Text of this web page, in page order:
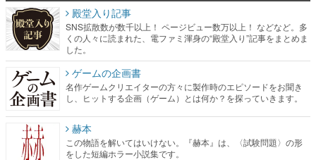
殿堂入り記事
SNS拡散数が数千以上！ ページビュー数万以上！ などなど。多
くの人々に読まれた、電ファミ渾身の“殿堂入り”記事をまとめま
した。
ゲームの企画書
名作ゲームクリエイターの方々に製作時のエピソードをお聞き
し、ヒットする企画（ゲーム）とは何か？を探っていきます。
赫本
この物語を解いてはいけない。『赫本』は、〈試験問題〉の形
をした短編ホラー小説集です。